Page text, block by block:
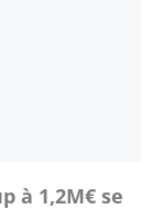
à 1,2M€ se